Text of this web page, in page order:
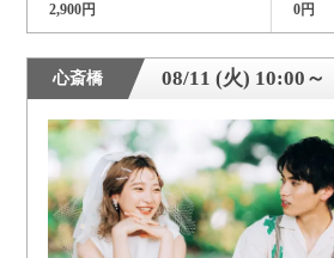
2,900円
0円
心斎橋 08/11 (火) 10:00～